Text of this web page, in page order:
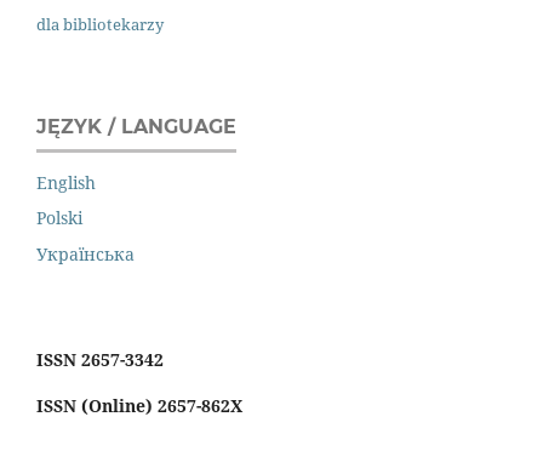
dla bibliotekarzy
JĘZYK / LANGUAGE
English
Polski
Українська
ISSN 2657-3342
ISSN (Online) 2657-862X